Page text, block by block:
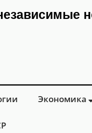
Экономика